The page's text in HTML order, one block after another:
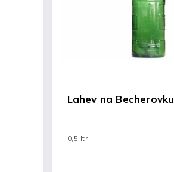
Lahev na Becherovku
0,5 ltr